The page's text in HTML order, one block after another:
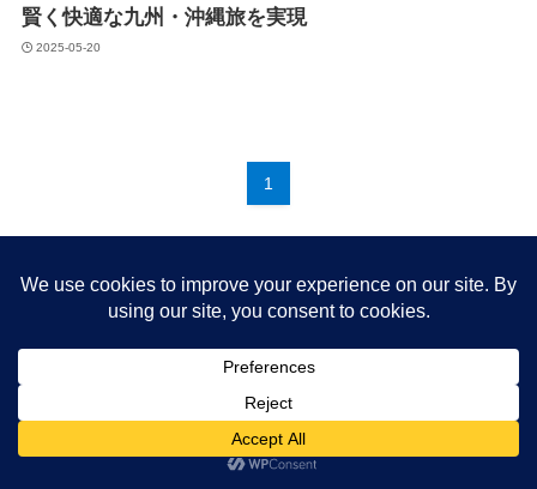
賢く快適な九州・沖縄旅を実現
2025-05-20
1
プライバシーポリシー
©たらっぺブログ もっと豊かに 旅と生活.